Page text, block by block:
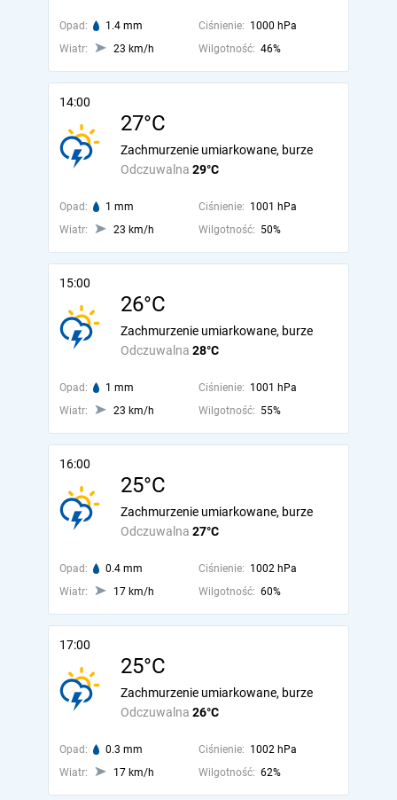
Opad: 1.4 mm Ciśnienie: 1000 hPa
Wiatr:
23 km/h Wilgotność: 46%
14:00
27°C
Odczuwalna 29°C
Zachmurzenie umiarkowane, burze
Opad: 1 mm Ciśnienie: 1001 hPa
Wiatr:
23 km/h Wilgotność: 50%
15:00
26°C
Odczuwalna 28°C
Zachmurzenie umiarkowane, burze
Opad: 1 mm Ciśnienie: 1001 hPa
Wiatr:
23 km/h Wilgotność: 55%
16:00
25°C
Odczuwalna 27°C
Zachmurzenie umiarkowane, burze
Opad: 0.4 mm Ciśnienie: 1002 hPa
Wiatr:
17 km/h Wilgotność: 60%
17:00
25°C
Odczuwalna 26°C
Zachmurzenie umiarkowane, burze
Opad: 0.3 mm Ciśnienie: 1002 hPa
Wiatr:
17 km/h Wilgotność: 62%